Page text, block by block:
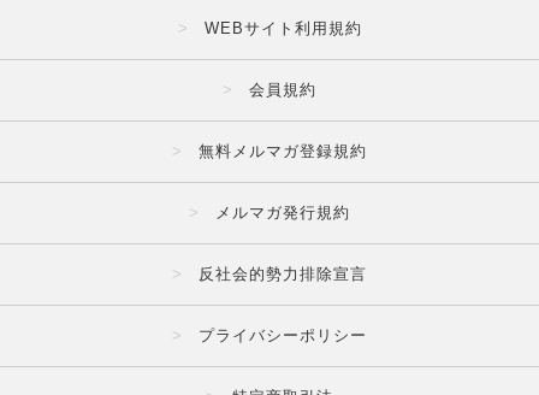
WEBサイト利用規約
会員規約
無料メルマガ登録規約
メルマガ発行規約
反社会的勢力排除宣言
プライバシーポリシー